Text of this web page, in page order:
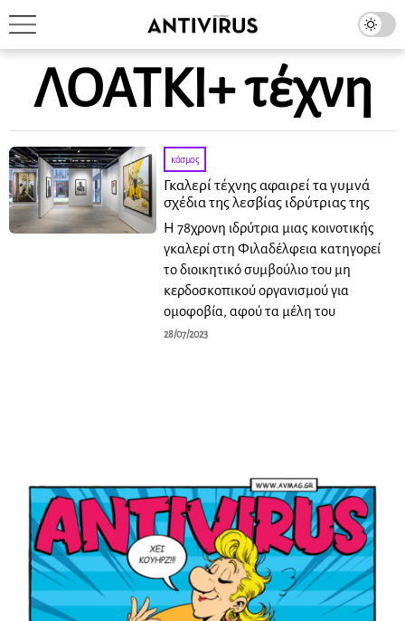
ΛΟΑΤΚΙ+ τέχνη
κόσμος
Γκαλερί τέχνης αφαιρεί τα γυμνά
σχέδια της λεσβίας ιδρύτριας της
Η 78χρονη ιδρύτρια μιας κοινοτικής
γκαλερί στη Φιλαδέλφεια κατηγορεί
το διοικητικό συμβούλιο του μη
κερδοσκοπικού οργανισμού για
ομοφοβία, αφού τα μέλη του
28/07/2023